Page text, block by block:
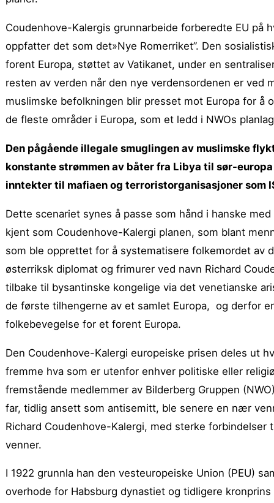
Coudenhove-Kalergis grunnarbeide forberedte EU på
oppfatter det som det»Nye Romerriket”. Den
forent Europa, støttet av Vatikanet, under en
resten av verden når den nye verdensordenen er
muslimske befolkningen blir presset mot Europa for å
de fleste områder i Europa, som et ledd i NWOs
Den pågående illegale smuglingen av muslimske
konstante strømmen av båter fra Libya til sør-
inntekter til mafiaen og terroristorganisasjoner som
Dette scenariet synes å passe som hånd i hanske
kjent som Coudenhove-Kalergi planen, som blant
som ble opprettet for å systematisere folkemordet av
østerriksk diplomat og frimurer ved navn Richard
tilbake til bysantinske kongelige via det venetianske
de første tilhengerne av et samlet Europa, og derfor
folkebevegelse for et forent Europa.
Den Coudenhove-Kalergi europeiske prisen deles ut
fremme hva som er utenfor enhver politiske eller
fremstående medlemmer av Bilderberg Gruppen
far, tidlig ansett som antisemitt, ble senere en nær
Richard Coudenhove-Kalergi, med sterke
venner.
I 1922 grunnla han den vesteuropeiske Union (PEU)
overhode for Habsburg dynastiet og tidligere